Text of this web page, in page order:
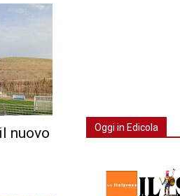
nuovo
Oggi in Edicola